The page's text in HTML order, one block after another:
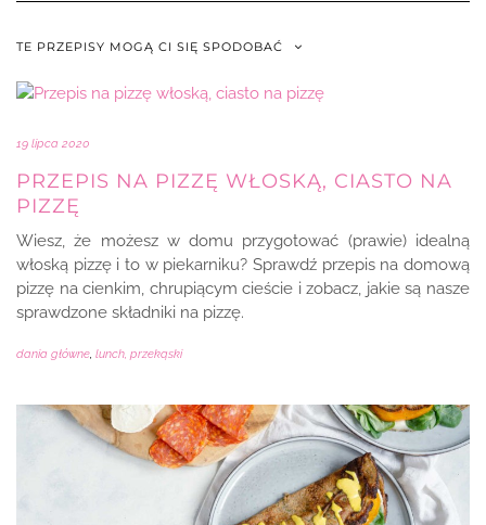
TE PRZEPISY MOGĄ CI SIĘ SPODOBAĆ
19 lipca 2020
PRZEPIS NA PIZZĘ WŁOSKĄ, CIASTO NA
PIZZĘ
Wiesz, że możesz w domu przygotować (prawie) idealną
włoską pizzę i to w piekarniku? Sprawdź przepis na domową
pizzę na cienkim, chrupiącym cieście i zobacz, jakie są nasze
sprawdzone składniki na pizzę.
dania główne, lunch, przekąski